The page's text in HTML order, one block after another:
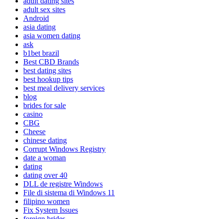
adult sex sites
Android
asia dating
asia women dating
ask
b1bet brazil
Best CBD Brands
best dating sites
best hookup tips
best meal delivery services
blog
brides for sale
casino
CBG
Cheese
chinese dating
Corrupt Windows Registry
date a woman
dating
dating over 40
DLL de registre Windows
File di sistema di Windows 11
filipino women
Fix System Issues